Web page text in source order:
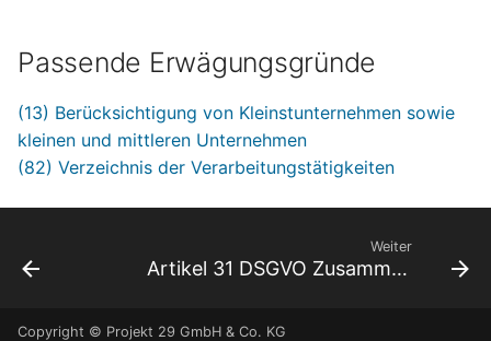
Passende Erwägungsgründe
(13) Berücksichtigung von Kleinstunternehmen sowie
kleinen und mittleren Unternehmen
(82) Verzeichnis der Verarbeitungstätigkeiten
Weiter
Artikel 31 DSGVO Zusammenarbeit mit der Aufsichtsbehörde
Copyright © Projekt 29 GmbH & Co. KG